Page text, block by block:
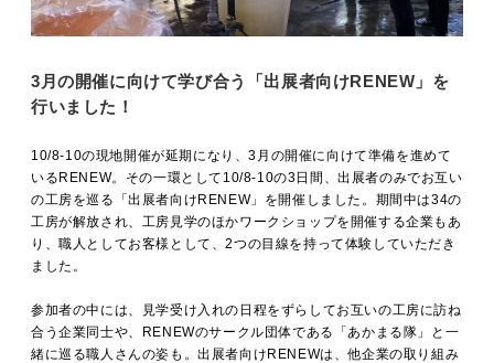
ACCESS / STAY
CONTACT
3月の開催に向けて学び合う「出展者向けRENEW」を
行いました！
10/8-10の現地開催が延期になり、3月の開催に向けて準備を進めて
いるRENEW。その一環として10/8-10の3日間、出展者のみでお互い
の工房を巡る「出展者向けRENEW」を開催しました。期間中は34の
工房が解放され、工房見学のほかワークショップを開催する企業もあ
り、職人としてお客様として、2つの目線を持って体験していただき
ました。
参加者の中には、見学受け入れの日程をずらしてお互いの工房に訪ね
合う企業同士や、RENEWのサークル団体である「あかまる隊」と一
緒に巡る職人さんの姿も。出展者向けRENEWは、他企業の取り組み